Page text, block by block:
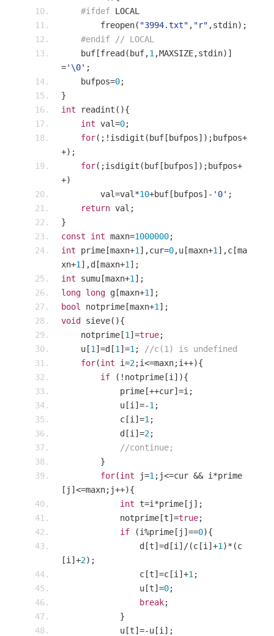
#ifdef LOCAL
        freopen
( "3994.txt" , "r" ,stdin);
#endif
// LOCAL
    buf
[fread ( buf,1 ,MAXSIZE,stdin)]
='\0' ;
    bufpos
=0;
}
int readint (){
int val=0;
for(;! isdigit ( buf [ bufpos]); bufpos+
+);
for(;isdigit ( buf [ bufpos]); bufpos+
+)
        val
=val *10+buf [ bufpos]- '0' ;
return val ;
}
const
int maxn=1000000;
int prime [maxn+1 ],cur=0,u [maxn+1 ],c [ma
xn+1 ],d [maxn+1 ];
int sumu [maxn+1 ];
long long g [maxn+1 ];
bool
notprime [maxn+1 ];
void
sieve(){
    notprime
[1 ]=true;
    u
[1 ]=d [1 ]=1 ;
//c(1) is undefined
for(int i=2;i<=maxn;i++){
if
(! notprime [i ]){
            prime
[++cur]=i ;
            u
[i ]=-1 ;
            c
[i ]=1 ;
            d
[i ]=2;
//continue;
}
for(int j=1 ; j<=cur && i *prime
[ j ]<=maxn; j++){
int t=i *prime [ j ];
            notprime
[t]=true;
if
(i%prime [ j ]==0){
                d
[t]=d [i ]/(c [i ]+1 )*(c
[i ]+2);
                c
[t]=c [i ]+1 ;
                u
[t]=0;
break;
}
            u
[t]=-u [i ];